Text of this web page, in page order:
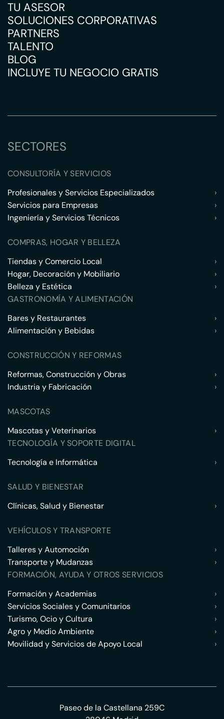
TU ASESOR
SOLUCIONES CORPORATIVAS
PARTNERS
TALENTO
BLOG
INCLUYE TU NEGOCIO GRATIS
SECTORES
CONSULTORÍA Y SERVICIOS
Profesionales y Servicios Especializados
›
Servicios para Empresas
›
Ingeniería y Servicios Técnicos
›
COMPRAS, HOGAR Y BELLEZA
Tiendas y Comercio Local
›
Hogar, Decoración y Mobiliario
›
Belleza y Estética
›
GASTRONOMÍA Y ALIMENTACIÓN
Bares y Restaurantes
›
Alimentación y Bebidas
›
CONSTRUCCIÓN Y REFORMAS
Reformas, Construcción y Obras
›
Industria y Fabricación
›
MASCOTAS
Mascotas y Veterinarios
›
TECNOLOGÍA Y SOPORTE DIGITAL
Tecnología e Informática
›
SALUD Y BIENESTAR
Clínicas, Salud y Bienestar
›
VEHÍCULOS Y TRANSPORTE
Talleres y Automoción
›
Transporte y Mudanzas
›
FORMACIÓN, AYUDA Y OTROS SERVICIOS
Formación y Academias
›
Servicios Sociales y Comunitarios
›
Turismo, Ocio y Cultura
›
Agro y Medio Ambiente
›
Movilidad y Servicios de Apoyo Local
›
Paseo de la Castellana 259C